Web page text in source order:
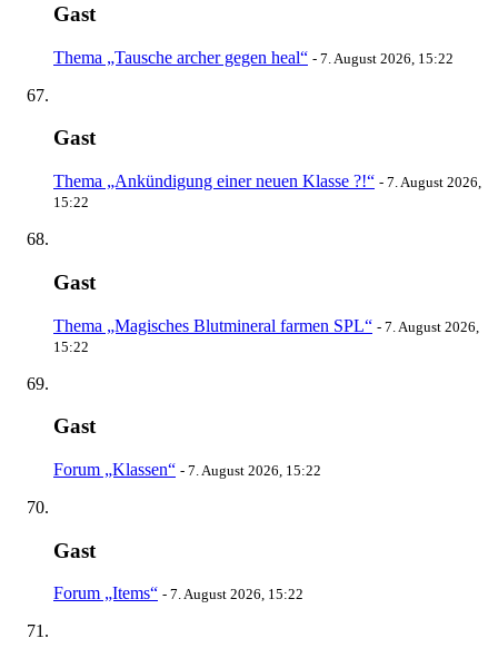
Gast
Thema „Tausche archer gegen heal“ - 7. August 2026, 15:22
Gast
Thema „Ankündigung einer neuen Klasse ?!“ - 7. August 2026,
15:22
Gast
Thema „Magisches Blutmineral farmen SPL“ - 7. August 2026,
15:22
Gast
Forum „Klassen“ - 7. August 2026, 15:22
Gast
Forum „Items“ - 7. August 2026, 15:22